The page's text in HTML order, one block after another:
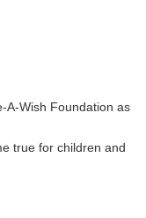
A-Wish Foundation as
true for children and